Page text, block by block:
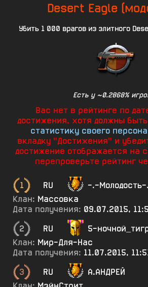
Desert Eagle
Убить 1 000 врагов из элитного
Есть у ~0.2868%
Вас нет в рейтинге по
достижения, хотя должны
статистику своего
вкладку "Достижения" и
достижение отображается на
перепроверьте рейтинг
1 RU
-.-
Клан: Массовка
Дата получения: 09.07.2015,
2
RU
5-
Клан: Мир-Для-Нас
Дата получения: 11.07.2015,
3
RU
А.АНДРЕЙ